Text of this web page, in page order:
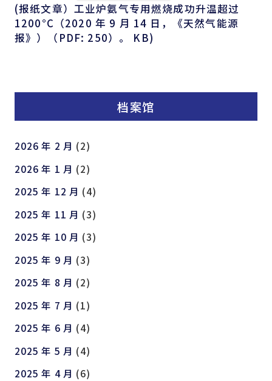
(报纸文章）工业炉氨气专用燃烧成功升温超过
1200°C（2020 年 9 月 14 日，《天然气能源
报》）（PDF: 250）。 KB)
档案馆
2026 年 2 月 (2)
2026 年 1 月 (2)
2025 年 12 月 (4)
2025 年 11 月 (3)
2025 年 10 月 (3)
2025 年 9 月 (3)
2025 年 8 月 (2)
2025 年 7 月 (1)
2025 年 6 月 (4)
2025 年 5 月 (4)
2025 年 4 月 (6)